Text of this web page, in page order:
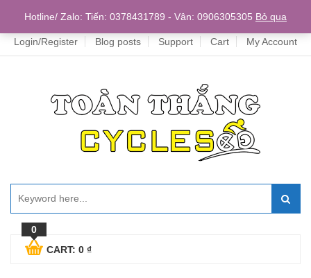
Home
Login/Register Blog posts Support Cart My Account
0
CART: 0 ₫
Hotline/ Zalo: Tiến: 0378431789 - Vân: 0906305305 Bỏ qua